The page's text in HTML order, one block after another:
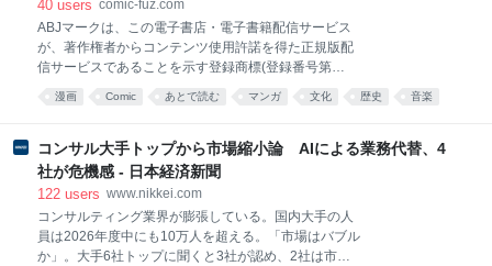
ゃなかった」。以降、顔が赤く目がつり上がった女性
のことを町の男たちが「サルとおんなじ」とうわさを
する場面で、本来の筋にはない「かいらしい（かわい
せりふを加え、容姿をからかうトーンを和らげてい
とがある人は多いと思う。この噺（はなし）を聴いて
傷つく人がいないように」。演じる時は、女性の純粋
さやかわいげをおもしろく表現する
40 users comic-fuz.com
ABJマークは、この電子書店・電子書籍配信サービス
が、著作権者からコンテンツ使用許諾を得た正規版配
信サービスであることを示す登録商標(登録番号第
漫画 Comic あとで読む マンガ 文化 歴史 音楽
コンサル大手トップから市場縮小論 AIによる業務代替、4
社が危機感 - 日本経済新聞
122 users www.nikkei.com
コンサルティング業界が膨張している。国内大手の人
員は2026年度中にも10万人を超える。「市場はバブル
か」。大手6社トップに聞くと3社が認め、2社は市場